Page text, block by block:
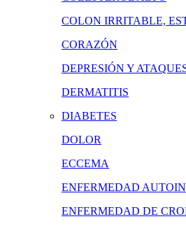
COLON IRRITABLE,
CORAZÓN
DEPRESIÓN Y
DERMATITIS
DIABETES
DOLOR
ECCEMA
ENFERMEDAD
ENFERMEDAD DE